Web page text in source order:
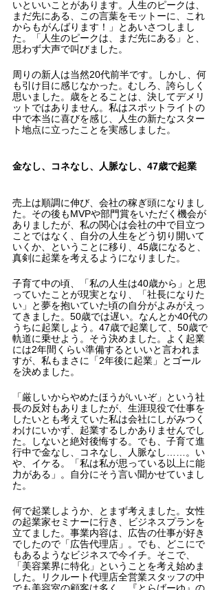
いといいことがあります。人生のピークは、
まだ先にある、この言葉をモットーに、これ
からもがんばります！」とあいさつしまし
た。「人生のピークは、まだ先にある」と、
思わず大声で叫びました。
周りの新人は当然20代前半です。しかし、何
も引け目に感じなかった。むしろ、誇らしく
思いました。歳をとることは、決してデメリ
ットではありません。私はスポットライトの
中で本当に喜びを感じ、人生の新たなスター
ト地点に立ったことを実感しました。
金なし、コネなし、人脈なし、47歳で起業
売上は順調に伸び、会社の稼ぎ頭になりまし
た。その後もMVPや部門賞をいただく機会が
ありましたが、私の関心は会社の中で目立つ
ことではなく、自分の人生をどう切り開いて
いくか、ということに移り、45歳になると、
真剣に起業を考えるようになりました。
子育て中の頃、「私の人生は40歳から」と思
っていたことが現実となり、「社長になりた
い」と夢を抱いていた頃の自分がよみがえっ
てきました。50歳では遅い。なんとか40代の
うちに起業しよう。47歳で起業して、50歳で
軌道に乗せよう。そう決めました。よく起業
には2年間くらい準備するといいと言われま
すが、私もまさに「2年後に起業」とゴール
を決めました。
「厳しいからやめたほうがいいぞ」という社
長の反対もありましたが、生涯現役で仕事を
したいとも考えていた私は会社にしがみつく
わけにいかず、起業するしかありませんでし
た。しないと絶対後悔する。でも、子育て進
行中で金なし、コネなし、人脈なし……。い
や、イケる。「私は私が思っている以上に能
力がある」。自分にそう言い聞かせていまし
た。
何で起業しようか、とまず考えました。女性
の起業家セミナーに行き、ビジネスプランを
立てました。事業内容は、広告の仕事が好き
でしたので「広告代理店」。でも、どこにで
もあるようなビジネスで今イチ。そこで、
「美容業界に特化」ということを考え始めま
した。リクルート代理店全営業スタッフの中